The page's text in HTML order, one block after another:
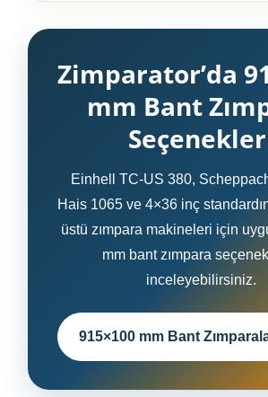
Zimparator’da
mm Bant
Einhell TC-US 380,
Hais 1065 ve 4×36 inç
üstü zımpara makineleri için
mm bant zımpara
inceleyebilirsiniz.
915×100 mm Bant